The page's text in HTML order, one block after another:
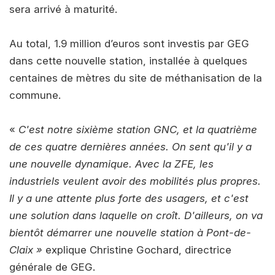
sera arrivé à maturité.
Au total, 1.9 million d’euros sont investis par GEG
dans cette nouvelle station, installée à quelques
centaines de mètres du site de méthanisation de la
commune.
« C'est notre sixième station GNC, et la quatrième
de ces quatre dernières années. On sent qu'il y a
une nouvelle dynamique. Avec la ZFE, les
industriels veulent avoir des mobilités plus propres.
Il y a une attente plus forte des usagers, et c'est
une solution dans laquelle on croît. D'ailleurs, on va
bientôt démarrer une nouvelle station à Pont-de-
Claix » explique Christine Gochard, directrice
générale de GEG.